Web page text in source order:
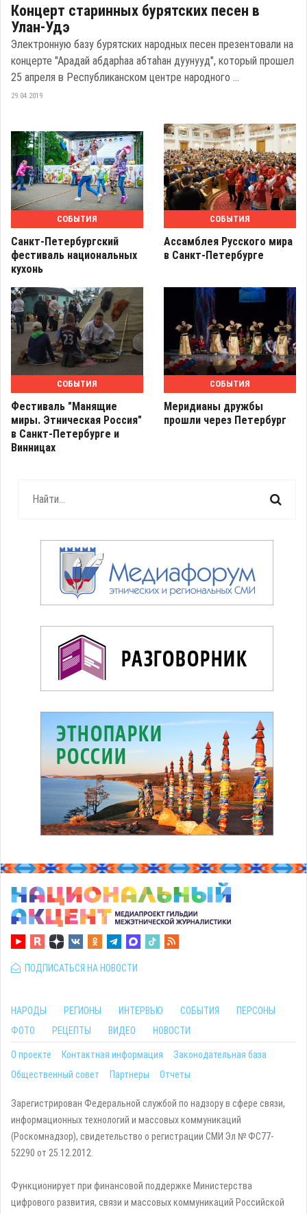
Концерт старинных бурятских песен в
Улан-Удэ
Электронную базу бурятских народных песен презентовали на
концерте "Арадай абдарһаа абтаһан дуунууд", который прошел
25 апреля в Республиканском центре народного ...
29.04.2019
СОБЫТИЯ
Санкт-Петербургский
фестиваль национальных
кухонь
СОБЫТИЯ
Ассамблея Русского мира
в Санкт-Петербурге
СОБЫТИЯ
Фестиваль "Манящие
миры. Этническая Россия"
в Санкт-Петербурге и
Винницах
СОБЫТИЯ
Меридианы дружбы
прошли через Петербург
ПОДПИСАТЬСЯ НА НОВОСТИ
НАРОДЫ РЕГИОНЫ ИНТЕРВЬЮ СОБЫТИЯ
ПЕРСОНЫ
ФОТО
РЕЦЕПТЫ ВИДЕО НОВОСТИ
О проекте Контактная информация
Законодательная база
Общественный совет
Партнеры Отчеты
Зарегистрирован Федеральной службой по надзору в сфере связи,
информационных технологий и массовых коммуникаций
(Роскомнадзор), свидетельство о регистрации СМИ Эл № ФС77-
52290 от 25.12.2012.
Функционирует при финансовой поддержке Министерства
цифрового развития, связи и массовых коммуникаций Российской